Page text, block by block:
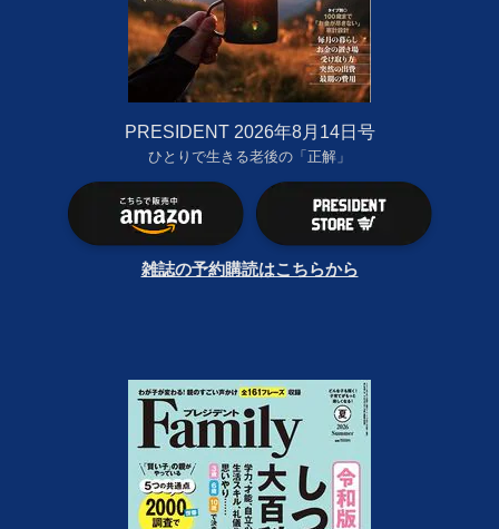
PRESIDENT 2026年8月14日号
ひとりで生きる老後の「正解」
雑誌の予約購読はこちらから